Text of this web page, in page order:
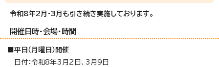
令和8年2月・3月も引き続き実施しております。
開催日時・会場・時間
■平日（月曜日）開催
日付：令和8年3月2日、3月9日